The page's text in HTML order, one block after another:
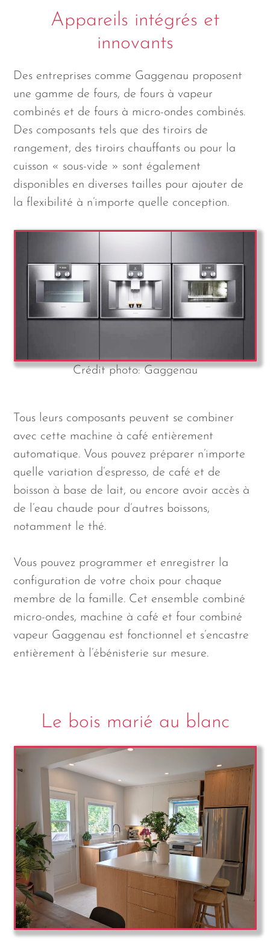
Appareils intégrés et
innovants
Des entreprises comme Gaggenau proposent
une gamme de fours, de fours à vapeur
combinés et de fours à micro-ondes combinés.
Des composants tels que des tiroirs de
rangement, des tiroirs chauffants ou pour la
cuisson « sous-vide » sont également
disponibles en diverses tailles pour ajouter de
la flexibilité à n’importe quelle conception.
Crédit photo: Gaggenau
Tous leurs composants peuvent se combiner
avec cette machine à café entièrement
automatique. Vous pouvez préparer n’importe
quelle variation d’espresso, de café et de
boisson à base de lait, ou encore avoir accès à
de l’eau chaude pour d’autres boissons,
notamment le thé.
Vous pouvez programmer et enregistrer la
configuration de votre choix pour chaque
membre de la famille. Cet ensemble combiné
micro-ondes, machine à café et four combiné
vapeur Gaggenau est fonctionnel et s’encastre
entièrement à l’ébénisterie sur mesure.
Le bois marié au blanc